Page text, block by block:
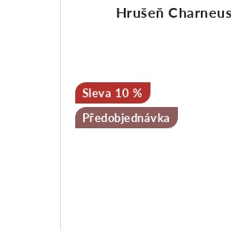
Hrušeň
10 %
Předobjednávka